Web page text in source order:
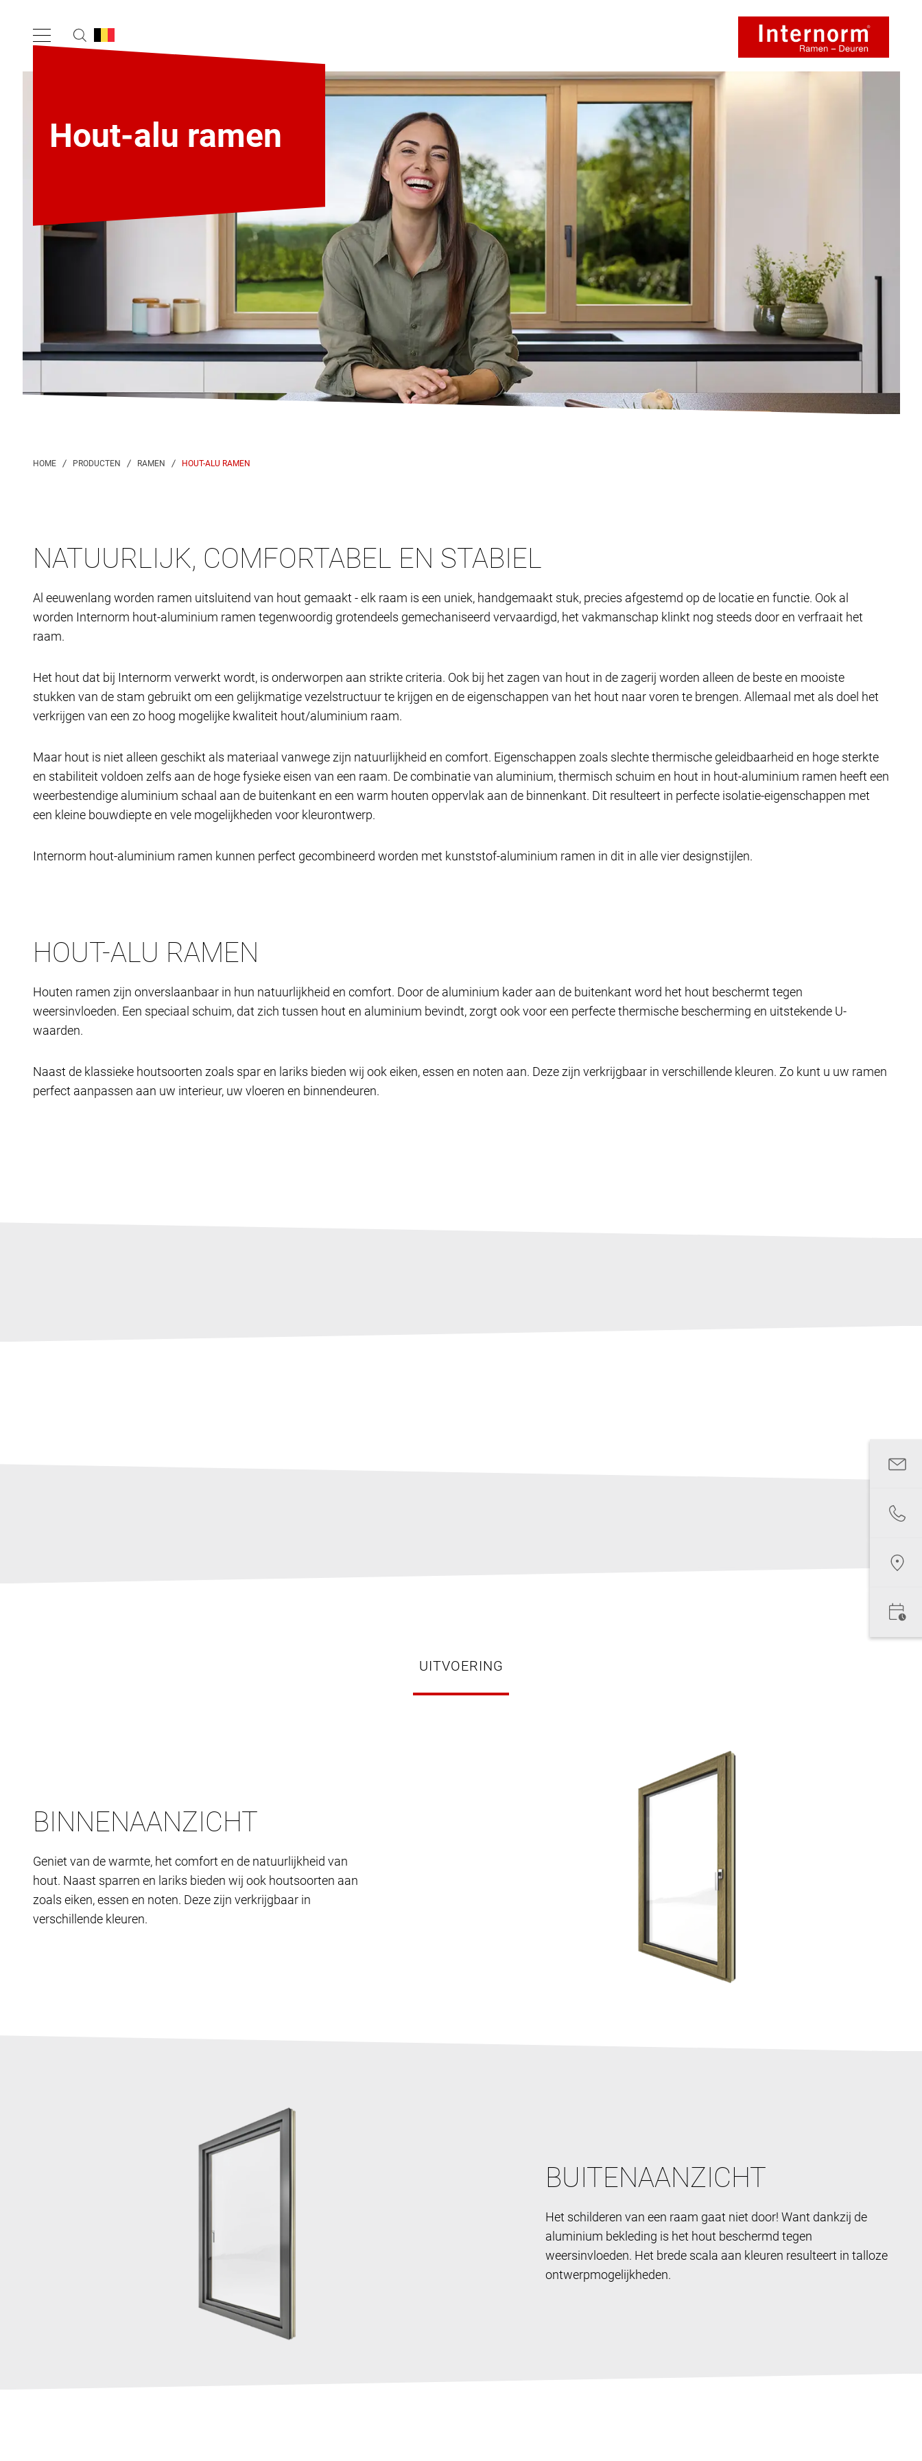
Hout-alu ramen
HOUT-ALU RAMEN
NATUURLIJK, COMFORTABEL EN STABIEL
Al eeuwenlang worden ramen uitsluitend van hout gemaakt - elk raam is een uniek, handgemaakt stuk, precies afgestemd op de locatie en functie. Ook al
worden Internorm hout-aluminium ramen tegenwoordig grotendeels gemechaniseerd vervaardigd, het vakmanschap klinkt nog steeds door en verfraait het
raam.
Het hout dat bij Internorm verwerkt wordt, is onderworpen aan strikte criteria. Ook bij het zagen van hout in de zagerij worden alleen de beste en mooiste
stukken van de stam gebruikt om een ​​gelijkmatige vezelstructuur te krijgen en de eigenschappen van het hout naar voren te brengen. Allemaal met als doel het
verkrijgen van een zo hoog mogelijke kwaliteit hout/aluminium raam.
Maar hout is niet alleen geschikt als materiaal vanwege zijn natuurlijkheid en comfort. Eigenschappen zoals slechte thermische geleidbaarheid en hoge sterkte
en stabiliteit voldoen zelfs aan de hoge fysieke eisen van een raam. De combinatie van aluminium, thermisch schuim en hout in hout-aluminium ramen heeft een
weerbestendige aluminium schaal aan de buitenkant en een warm houten oppervlak aan de binnenkant. Dit resulteert in perfecte isolatie-eigenschappen met
een kleine bouwdiepte en vele mogelijkheden voor kleurontwerp.
Internorm hout-aluminium ramen kunnen perfect gecombineerd worden met kunststof-aluminium ramen in dit in alle vier designstijlen.
HOUT-ALU RAMEN
Houten ramen zijn onverslaanbaar in hun natuurlijkheid en comfort. Door de aluminium kader aan de buitenkant word het hout beschermt tegen
weersinvloeden. Een speciaal schuim, dat zich tussen hout en aluminium bevindt, zorgt ook voor een perfecte thermische bescherming en uitstekende U-
waarden.
Naast de klassieke houtsoorten zoals spar en lariks bieden wij ook eiken, essen en noten aan. Deze zijn verkrijgbaar in verschillende kleuren. Zo kunt u uw ramen
perfect aanpassen aan uw interieur, uw vloeren en binnendeuren.
UITVOERING
BINNENAANZICHT
Geniet van de warmte, het comfort en de natuurlijkheid van
hout. Naast sparren en lariks bieden wij ook houtsoorten aan
zoals eiken, essen en noten. Deze zijn verkrijgbaar in
verschillende kleuren.
BUITENAANZICHT
Het schilderen van een raam gaat niet door! Want dankzij de
aluminium bekleding is het hout beschermd tegen
weersinvloeden. Het brede scala aan kleuren resulteert in talloze
ontwerpmogelijkheden.